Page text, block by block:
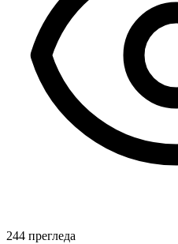
244 прегледа